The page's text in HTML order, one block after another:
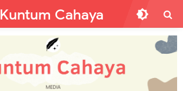
Kuntum Cahaya